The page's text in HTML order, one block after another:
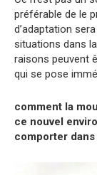
préférable de le
d’adaptation
situations dans
raisons peuvent
qui se pose
comment la
ce nouvel
comporter